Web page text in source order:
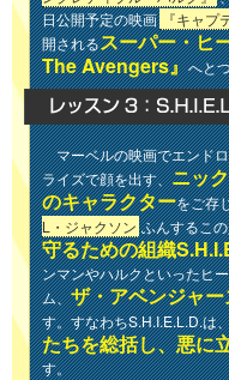
日公開予定の映画
『キャ
開されるスーパー・ヒ
The Avengers』へと
マーベルの映画でエンド
ライズで顔を出す、ニッ
のキャラクターをご存
L・ジャクソン ふんするこ
守るための組織
ンマンやハルクといったヒ
ム、ザ・アベンジャ
す。すなわちS.H.I.E.L.D.は
たちを総括し、悪に
す。